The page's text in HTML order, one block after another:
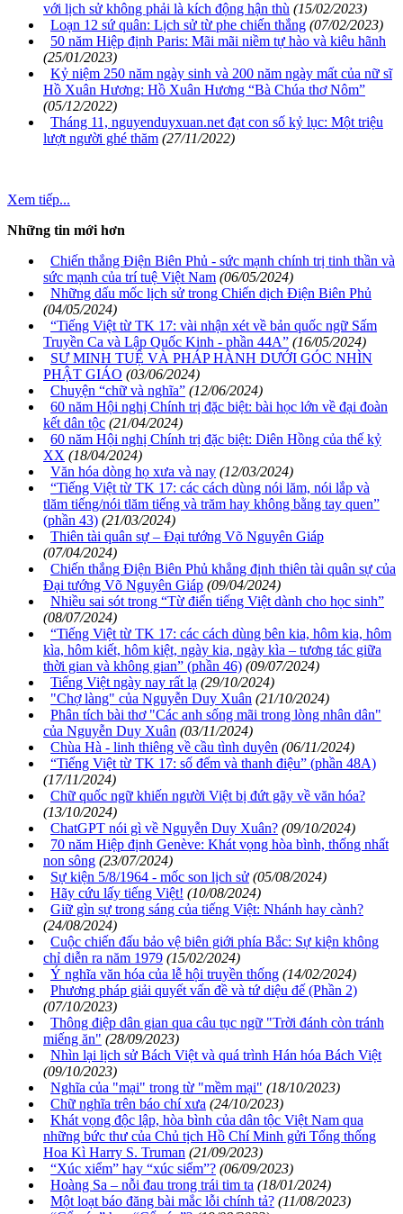
với lịch sử không phải là kích động hận thù (15/02/2023)
Loạn 12 sứ quân: Lịch sử từ phe chiến thắng (07/02/2023)
50 năm Hiệp định Paris: Mãi mãi niềm tự hào và kiêu hãnh
(25/01/2023)
Kỷ niệm 250 năm ngày sinh và 200 năm ngày mất của nữ sĩ
Hồ Xuân Hương: Hồ Xuân Hương “Bà Chúa thơ Nôm”
(05/12/2022)
Tháng 11, nguyenduyxuan.net đạt con số kỷ lục: Một triệu
lượt người ghé thăm (27/11/2022)
Xem tiếp...
Những tin mới hơn
Chiến thắng Điện Biên Phủ - sức mạnh chính trị tinh thần và
sức mạnh của trí tuệ Việt Nam (06/05/2024)
Những dấu mốc lịch sử trong Chiến dịch Điện Biên Phủ
(04/05/2024)
“Tiếng Việt từ TK 17: vài nhận xét về bản quốc ngữ Sấm
Truyền Ca và Lập Quốc Kinh - phần 44A” (16/05/2024)
SƯ MINH TUỆ VÀ PHÁP HÀNH DƯỚI GÓC NHÌN
PHẬT GIÁO (03/06/2024)
Chuyện “chữ và nghĩa” (12/06/2024)
60 năm Hội nghị Chính trị đặc biệt: bài học lớn về đại đoàn
kết dân tộc (21/04/2024)
60 năm Hội nghị Chính trị đặc biệt: Diên Hồng của thế kỷ
XX (18/04/2024)
Văn hóa dòng họ xưa và nay (12/03/2024)
“Tiếng Việt từ TK 17: các cách dùng nói lăm, nói lắp và
tlăm tiếng/nói tlăm tiếng và trăm hay không bằng tay quen”
(phần 43) (21/03/2024)
Thiên tài quân sự – Đại tướng Võ Nguyên Giáp
(07/04/2024)
Chiến thắng Điện Biên Phủ khẳng định thiên tài quân sự của
Đại tướng Võ Nguyên Giáp (09/04/2024)
Nhiều sai sót trong “Từ điển tiếng Việt dành cho học sinh”
(08/07/2024)
“Tiếng Việt từ TK 17: các cách dùng bên kia, hôm kia, hôm
kìa, hôm kiết, hôm kiệt, ngày kia, ngày kìa – tương tác giữa
thời gian và không gian” (phần 46) (09/07/2024)
Tiếng Việt ngày nay rất lạ (29/10/2024)
"Chợ làng" của Nguyễn Duy Xuân (21/10/2024)
Phân tích bài thơ "Các anh sống mãi trong lòng nhân dân"
của Nguyễn Duy Xuân (03/11/2024)
Chùa Hà - linh thiêng về cầu tình duyên (06/11/2024)
“Tiếng Việt từ TK 17: số đếm và thanh điệu” (phần 48A)
(17/11/2024)
Chữ quốc ngữ khiến người Việt bị đứt gãy về văn hóa?
(13/10/2024)
ChatGPT nói gì về Nguyễn Duy Xuân? (09/10/2024)
70 năm Hiệp định Genève: Khát vọng hòa bình, thống nhất
non sông (23/07/2024)
Sự kiện 5/8/1964 - mốc son lịch sử (05/08/2024)
Hãy cứu lấy tiếng Việt! (10/08/2024)
Giữ gìn sự trong sáng của tiếng Việt: Nhánh hay cành?
(24/08/2024)
Cuộc chiến đấu bảo vệ biên giới phía Bắc: Sự kiện không
chỉ diễn ra năm 1979 (15/02/2024)
Ý nghĩa văn hóa của lễ hội truyền thống (14/02/2024)
Phương pháp giải quyết vấn đề và tứ diệu đế (Phần 2)
(07/10/2023)
Thông điệp dân gian qua câu tục ngữ "Trời đánh còn tránh
miếng ăn" (28/09/2023)
Nhìn lại lịch sử Bách Việt và quá trình Hán hóa Bách Việt
(09/10/2023)
Nghĩa của "mại" trong từ "mềm mại" (18/10/2023)
Chữ nghĩa trên báo chí xưa (24/10/2023)
Khát vọng độc lập, hòa bình của dân tộc Việt Nam qua
những bức thư của Chủ tịch Hồ Chí Minh gửi Tổng thống
Hoa Kì Harry S. Truman (21/09/2023)
“Xúc xiểm” hay “xúc siểm”? (06/09/2023)
Hoàng Sa – nỗi đau trong trái tim ta (18/01/2024)
Một loạt báo đăng bài mắc lỗi chính tả? (11/08/2023)